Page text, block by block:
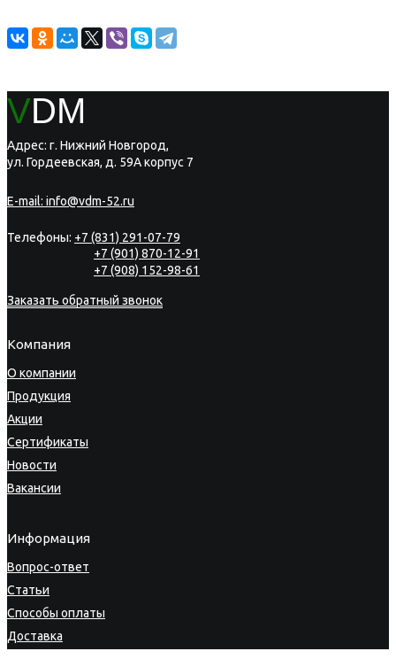
VDM
Адрес: г. Нижний Новгород,
ул. Гордеевская, д. 59А корпус 7
E-mail: info@vdm-52.ru
Телефоны: +7 (831) 291-07-79
+7 (901) 870-12-91
+7 (908) 152-98-61
Заказать обратный звонок
Компания
О компании
Продукция
Акции
Сертификаты
Новости
Вакансии
Информация
Вопрос-ответ
Статьи
Способы оплаты
Доставка